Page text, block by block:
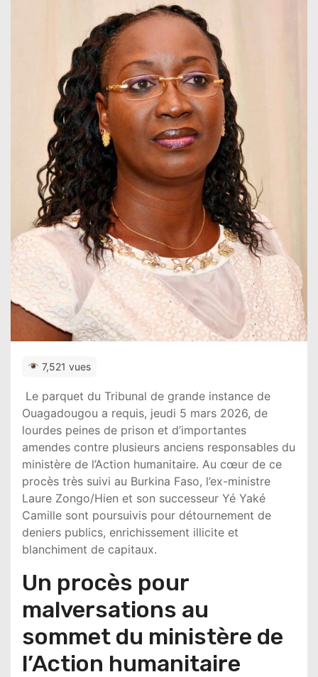
7,521 vues
Le parquet du Tribunal de grande instance de
Ouagadougou a requis, jeudi 5 mars 2026, de
lourdes peines de prison et d’importantes
amendes contre plusieurs anciens responsables du
ministère de l’Action humanitaire. Au cœur de ce
procès très suivi au Burkina Faso, l’ex-ministre
Laure Zongo/Hien et son successeur Yé Yaké
Camille sont poursuivis pour détournement de
deniers publics, enrichissement illicite et
blanchiment de capitaux.
Un procès pour
malversations au
sommet du ministère de
l’Action humanitaire